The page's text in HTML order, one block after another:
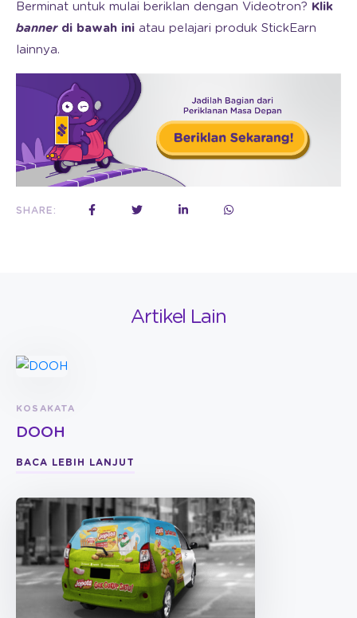
Berminat untuk mulai beriklan dengan Videotron? Klik
bannerdi bawah ini atau pelajari produk StickEarn
lainnya.
SHARE:
Artikel Lain
KOSAKATA
DOOH
BACA LEBIH LANJUT